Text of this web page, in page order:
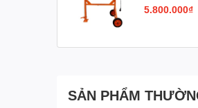
5.800.000₫
SẢN PHẨM